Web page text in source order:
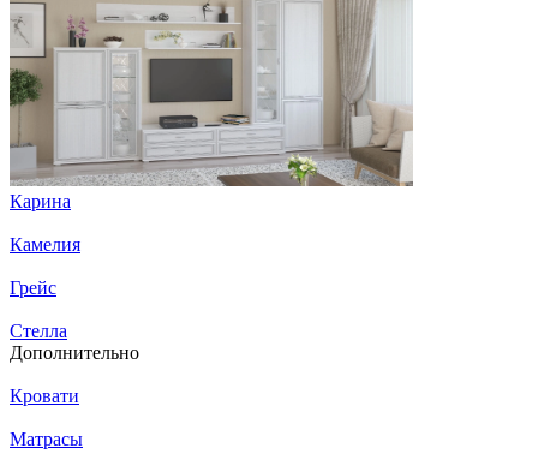
Карина
Камелия
Грейс
Стелла
Дополнительно
Кровати
Матрасы